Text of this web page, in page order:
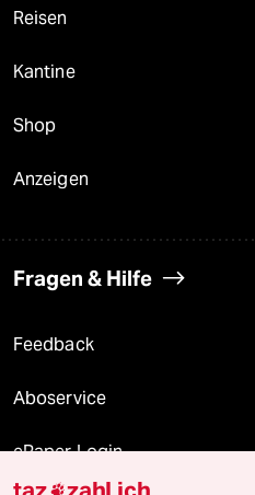
Reisen
Kantine
Shop
Anzeigen
Fragen & Hilfe
Feedback
Aboservice
ePaper Login
